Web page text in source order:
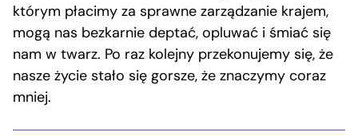
którym płacimy za sprawne zarządzanie krajem,
mogą nas bezkarnie deptać, opluwać i śmiać się
nam w twarz. Po raz kolejny przekonujemy się, że
nasze życie stało się gorsze, że znaczymy coraz
mniej.